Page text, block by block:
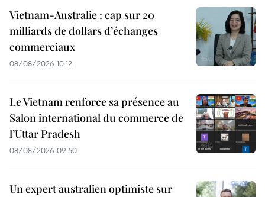
Vietnam-Australie : cap sur 20
milliards de dollars d’échanges
commerciaux
08/08/2026 10:12
Le Vietnam renforce sa présence au
Salon international du commerce de
l’Uttar Pradesh
08/08/2026 09:50
Un expert australien optimiste sur